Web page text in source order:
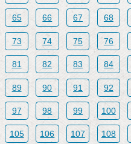
65 66 67 68
73 74 75 76
81 82 83 84
89 90 91 92
97 98 99 100
105 106 107 108